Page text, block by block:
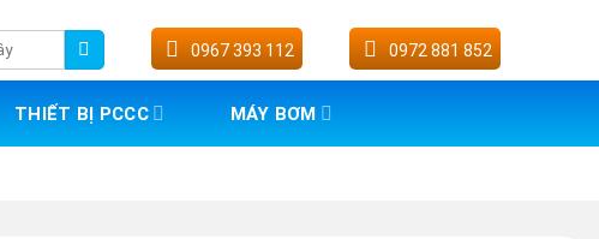
0967 393 112 0972 881 852
THIẾT BỊ PCCC MÁY BƠM